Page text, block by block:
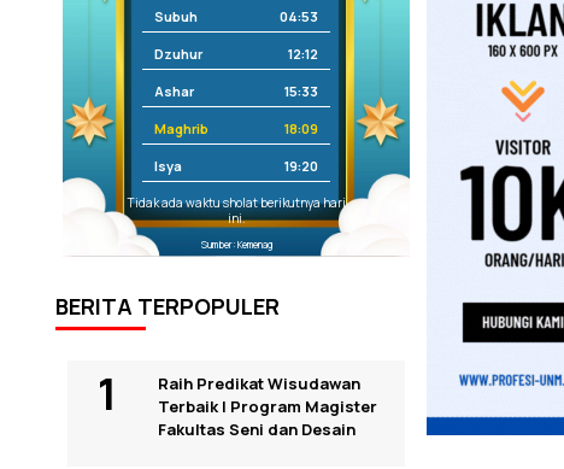
Subuh 04:53
Dzuhur 12:12
Ashar 15:33
Maghrib 18:09
Isya 19:20
Tidak ada waktu sholat berikutnya hari
ini.
Sumber: Kemenag
BERITA TERPOPULER
Raih Predikat Wisudawan
Terbaik I Program Magister
Fakultas Seni dan Desain